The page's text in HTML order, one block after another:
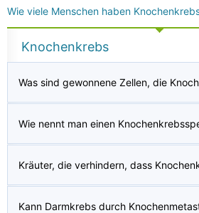
Wie viele Menschen haben
Knochenkrebs
Was sind gewonnene Zellen, die
Wie nennt man einen
Kräuter, die verhindern, dass